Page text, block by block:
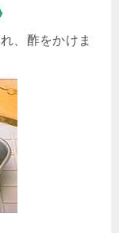
、酢をかけま